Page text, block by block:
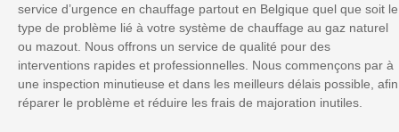
service d’urgence en chauffage partout en Belgique quel que soit le
type de problème lié à votre système de chauffage au gaz naturel
ou mazout. Nous offrons un service de qualité pour des
interventions rapides et professionnelles. Nous commençons par à
une inspection minutieuse et dans les meilleurs délais possible, afin
réparer le problème et réduire les frais de majoration inutiles.